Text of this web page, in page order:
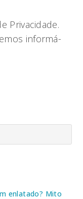
Privacidade.
informá-
enlatado? Mito